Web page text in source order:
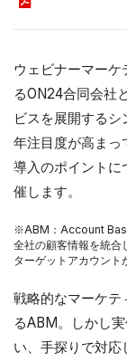
ウェビナーマー
るON24合同会社
ビスを展開する
年注目度が高まっ
導入のポイントに
催します。
※ABM：Account
全社の顧客情報を統合
ターゲットアカウント
戦略的なマーケテ
るABM。しかし
い、手探りで対